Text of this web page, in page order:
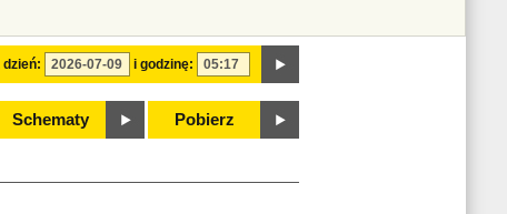
dzień: i godzinę:
Schematy Pobierz